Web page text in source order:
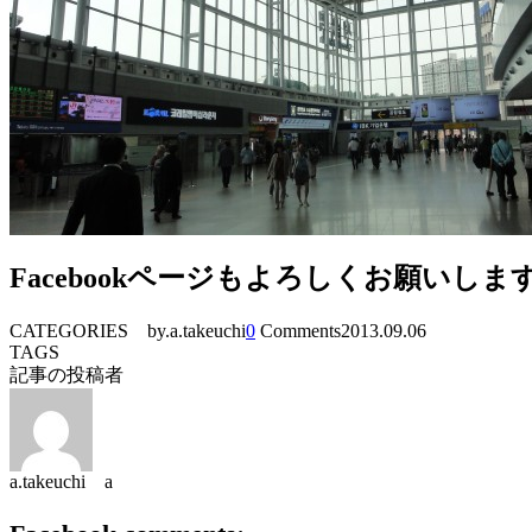
Facebookページもよろしくお願いしま
CATEGORIES by.a.takeuchi0 Comments2013.09.06
TAGS
記事の投稿者
a.takeuchi a